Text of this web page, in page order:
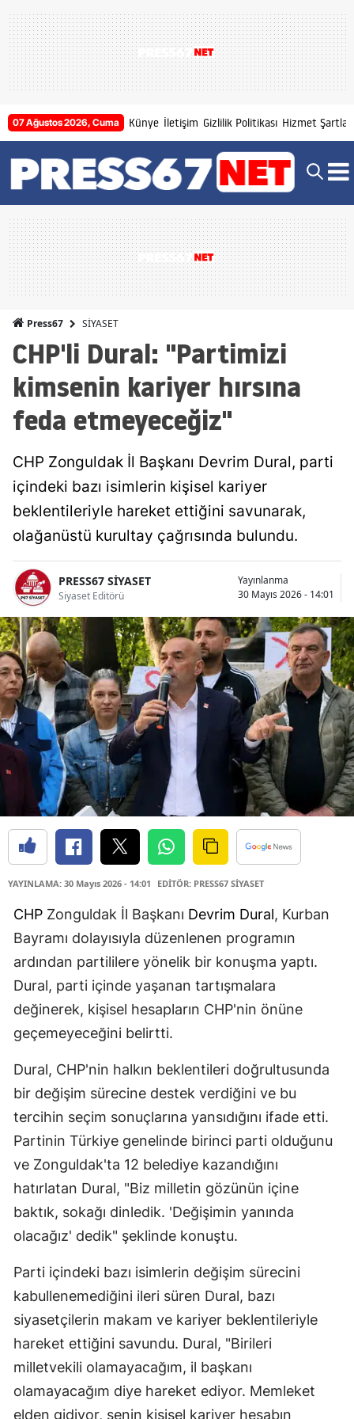
07 Ağustos 2026, Cuma Künye İletişim Gizlilik Politikası Hizmet Şartları
Press67 SİYASET
CHP'li Dural: "Partimizi
kimsenin kariyer hırsına
feda etmeyeceğiz"
CHP Zonguldak İl Başkanı Devrim Dural, parti
içindeki bazı isimlerin kişisel kariyer
beklentileriyle hareket ettiğini savunarak,
olağanüstü kurultay çağrısında bulundu.
PRESS67 SİYASET
Siyaset Editörü
Yayınlanma
30 Mayıs 2026 - 14:01
YAYINLAMA: 30 Mayıs 2026 - 14:01 EDİTÖR: PRESS67 SİYASET
CHP Zonguldak İl Başkanı Devrim Dural, Kurban
Bayramı dolayısıyla düzenlenen programın
ardından partililere yönelik bir konuşma yaptı.
Dural, parti içinde yaşanan tartışmalara
değinerek, kişisel hesapların CHP'nin önüne
geçemeyeceğini belirtti.
Dural, CHP'nin halkın beklentileri doğrultusunda
bir değişim sürecine destek verdiğini ve bu
tercihin seçim sonuçlarına yansıdığını ifade etti.
Partinin Türkiye genelinde birinci parti olduğunu
ve Zonguldak'ta 12 belediye kazandığını
hatırlatan Dural, "Biz milletin gözünün içine
baktık, sokağı dinledik. 'Değişimin yanında
olacağız' dedik" şeklinde konuştu.
Parti içindeki bazı isimlerin değişim sürecini
kabullenemediğini ileri süren Dural, bazı
siyasetçilerin makam ve kariyer beklentileriyle
hareket ettiğini savundu. Dural, "Birileri
milletvekili olamayacağım, il başkanı
olamayacağım diye hareket ediyor. Memleket
elden gidiyor, senin kişisel kariyer hesabın